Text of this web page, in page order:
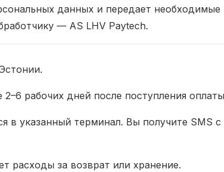
данных и передает необходимые
— AS LHV Paytech.
рабочих дней после поступления
в указанный терминал. Вы получите SMS с
расходы за возврат или хранение.